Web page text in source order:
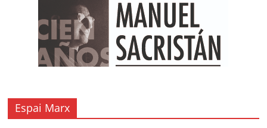
Espai Marx